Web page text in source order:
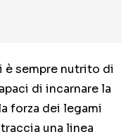
è sempre nutrito di
di incarnare la
forza dei legami
una linea